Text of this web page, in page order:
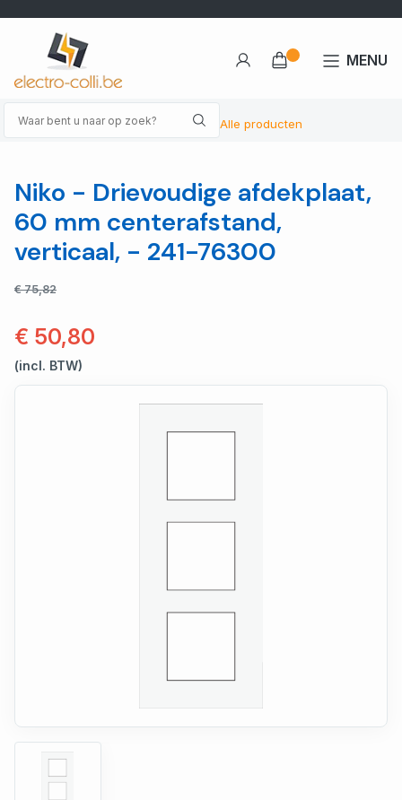
Alle producten
MENU
Niko - Drievoudige afdekplaat,
60 mm centerafstand,
verticaal, - 241-76300
€ 75,82
€ 50,80
(incl. BTW)